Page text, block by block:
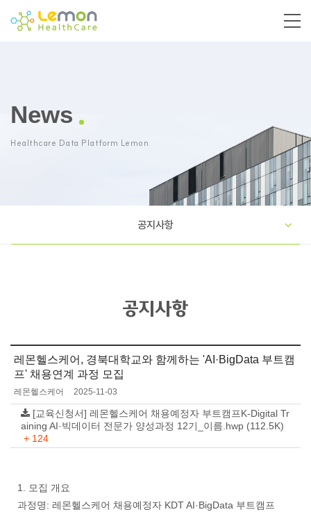
News
Healthcare Data Platform Lemon
공지사항
공지사항
레몬헬스케어, 경북대학교와 함께하는 'AI·BigData 부트캠
프' 채용연계 과정 모집
레몬헬스케어 2025-11-03
[교육신청서] 레몬헬스케어 채용예정자 부트캠프K-Digital Tr
aining AI·빅데이터 전문가 양성과정 12기_이름.hwp (112.5K)
+ 124
1. 모집 개요
과정명: 레몬헬스케어 채용예정자 KDT AI·BigData 부트캠프